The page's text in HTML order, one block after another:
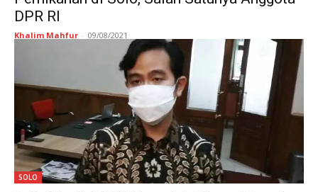
DPR RI
Khalim Mahfur - 09/08/2021
SOLO